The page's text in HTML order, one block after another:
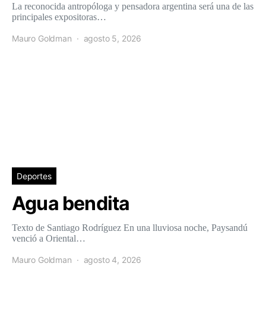
La reconocida antropóloga y pensadora argentina será una de las
principales expositoras…
Mauro Goldman agosto 5, 2026
Deportes
Agua bendita
Texto de Santiago Rodríguez En una lluviosa noche, Paysandú
venció a Oriental…
Mauro Goldman agosto 4, 2026